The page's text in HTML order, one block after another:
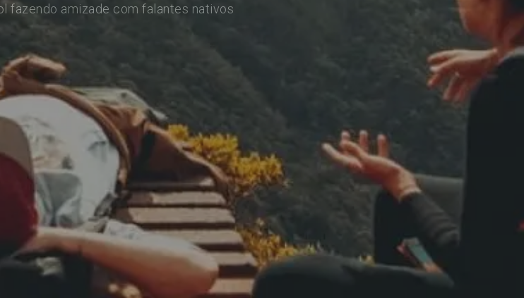
fazendo amizade com falantes nativos